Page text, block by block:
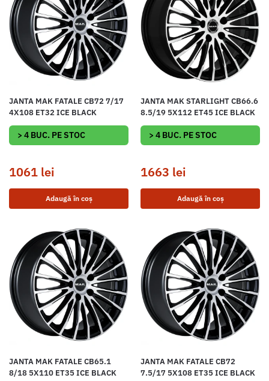
JANTA MAK FATALE CB72 7/17
4X108 ET32 ICE BLACK
> 4 BUC. PE STOC
1061 lei
Adaugă în coș
JANTA MAK STARLIGHT CB66.6
8.5/19 5X112 ET45 ICE BLACK
> 4 BUC. PE STOC
1663 lei
Adaugă în coș
JANTA MAK FATALE CB65.1
8/18 5X110 ET35 ICE BLACK
JANTA MAK FATALE CB72
7.5/17 5X108 ET35 ICE BLACK